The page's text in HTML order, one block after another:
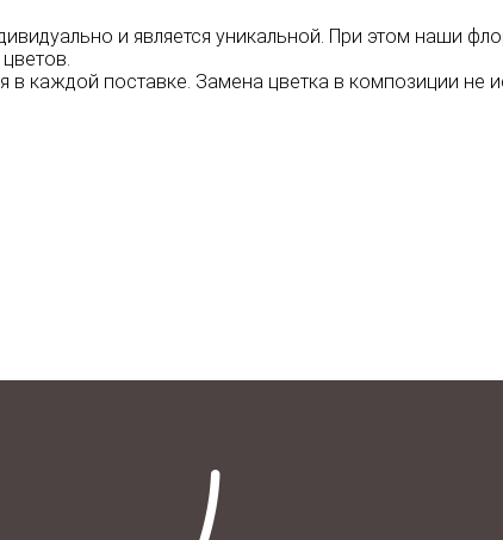
и является уникальной. При этом наши
каждой поставке. Замена цветка в композиции не